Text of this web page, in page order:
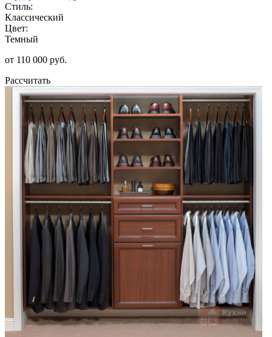
Стиль:
Классический
Цвет:
Темный
от 110 000 руб.
Рассчитать